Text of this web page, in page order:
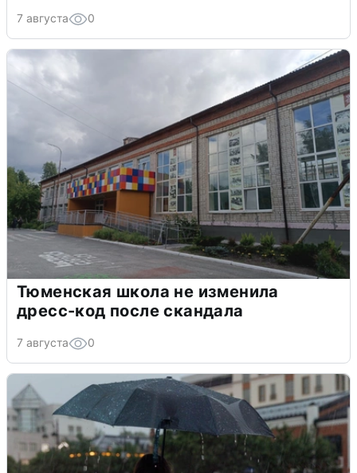
7 августа 0
Тюменская школа не изменила
дресс-код после скандала
7 августа 0